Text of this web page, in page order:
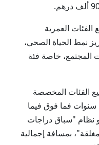
العمرية
نمط الحياة الصحي،
المجتمع، خاصة فئة
الفئات المخصصة
للرجال والنساء والأطفال من عمر 5 سنوات فما فوق فيما
نظام "سباق دراجات
بمسافة إجمالية